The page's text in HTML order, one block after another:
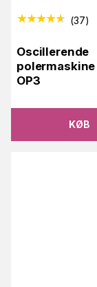
(37)
Oscillerende
polermaskine
OP3
KØB